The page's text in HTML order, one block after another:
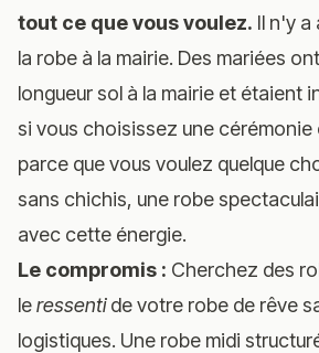
tout ce que vous voulez. Il n'y a
la robe à la mairie. Des mariées
longueur sol à la mairie et étaient
si vous choisissez une
parce que vous voulez quelque
sans chichis, une robe
avec cette énergie.
Le compromis : Cherchez des
leressentide votre robe de rêve
logistiques. Une robe midi